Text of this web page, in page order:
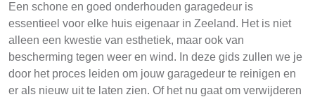
Een schone en goed onderhouden garagedeur is
essentieel voor elke huis eigenaar in Zeeland. Het is niet
alleen een kwestie van esthetiek, maar ook van
bescherming tegen weer en wind. In deze gids zullen we je
door het proces leiden om jouw garagedeur te reinigen en
er als nieuw uit te laten zien. Of het nu gaat om verwijderen